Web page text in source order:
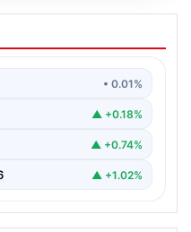
Fenerbahçe
büyük devi,…
• 0.01%
▲ +0.18%
▲ +0.74%
▲ +1.02%